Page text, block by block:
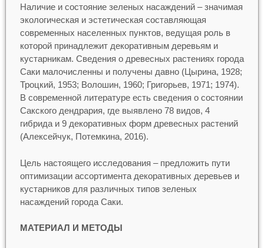
Наличие и состояние зеленых насаждений – значимая
экологическая и эстетическая составляющая
современных населенных пунктов, ведущая роль в
которой принадлежит декоративным деревьям и
кустарникам. Сведения о древесных растениях города
Саки малочисленны и получены давно (Цырина, 1928;
Троцкий, 1953; Волошин, 1960; Григорьев, 1971; 1974).
В современной литературе есть сведения о состоянии
Сакского дендрария, где выявлено 78 видов, 4
гибрида и 9 декоративных форм древесных растений
(Алексейчук, Потемкина, 2016).
Цель настоящего исследования – предложить пути
оптимизации ассортимента декоративных деревьев и
кустарников для различных типов зеленых
насаждений города Саки.
МАТЕРИАЛ И МЕТОДЫ